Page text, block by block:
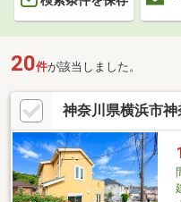
20件が該当しました。
神奈川県横浜市